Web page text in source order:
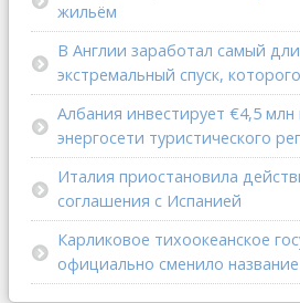
жильём
В Англии заработал самый
экстремальный спуск,
Албания инвестирует €4,5
энергосети туристического
Италия приостановила
соглашения с Испанией
Карликовое тихоокеанское
официально сменило название